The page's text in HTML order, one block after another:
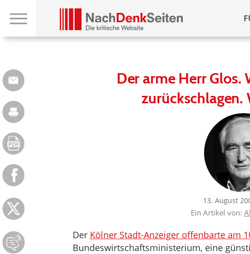
Der arme Herr Glos.
zurückschlagen.
13. August
Ein Artikel von:
Der Kölner Stadt-Anzeiger offenbarte am
Bundeswirtschaftsministerium, eine